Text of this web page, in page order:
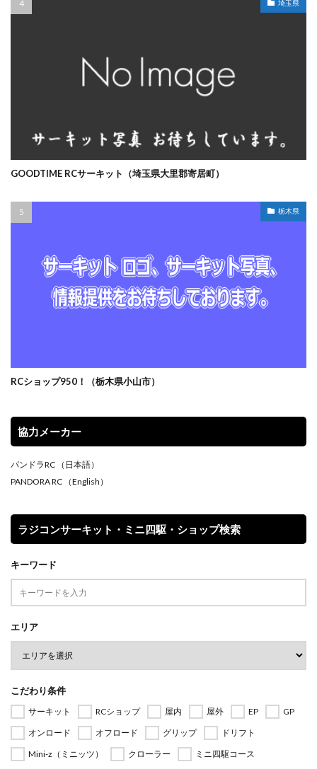
埼玉県
GOODTIME RCサーキット（埼玉県大里郡寄居町）
栃木県
RCショップ950！（栃木県小山市）
協力メーカー
パンドラRC （日本語）
PANDORA RC （English）
ラジコンサーキット・ミニ四駆・ショップ検索
キーワード
エリア
こだわり条件
サーキット RCショップ 屋内 屋外 EP
GP
オンロード
オフロード グリップ
ドリフト
Mini-z（ミニッツ）
クローラー ミニ四駆コース